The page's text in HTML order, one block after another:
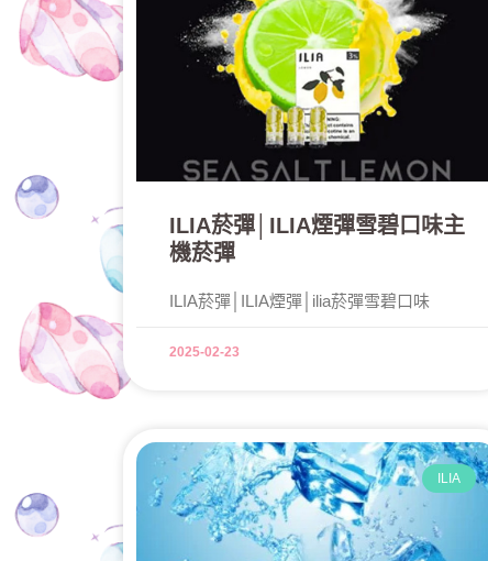
ILIA菸彈│ILIA煙彈雪碧口味主
機菸彈
ILIA菸彈│ILIA煙彈│ilia菸彈雪碧口味
2025-02-23
ILIA